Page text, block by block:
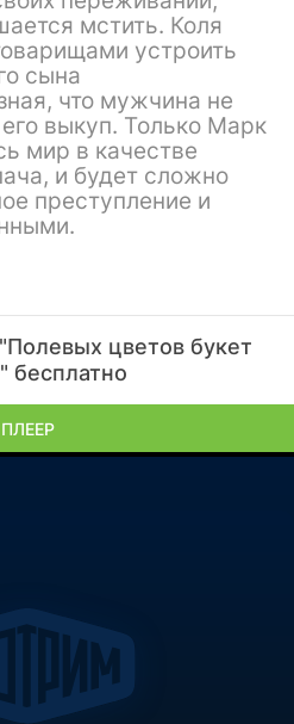
мстить. Коля
устроить
сына
что мужчина не
выкуп. Только Марк
мир в качестве
и будет сложно
преступление и
цветов букет
бесплатно
ПЛЕЕР